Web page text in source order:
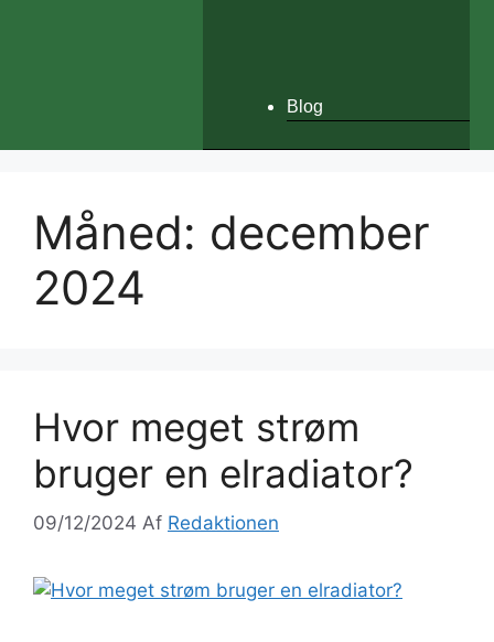
Blog
Måned: december
2024
Hvor meget strøm
bruger en elradiator?
09/12/2024 Af Redaktionen